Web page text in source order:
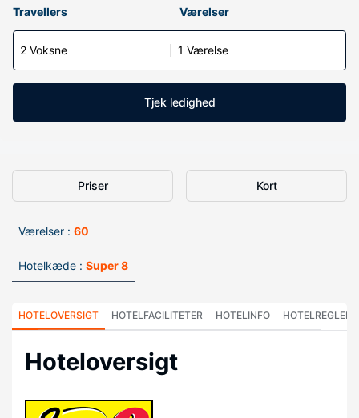
Travellers Værelser
2 Voksne 1 Værelse
Tjek ledighed
Priser Kort
Værelser : 60
Hotelkæde : Super 8
HOTELOVERSIGT HOTELFACILITETER HOTELINFO HOTELREGLER
Hoteloversigt